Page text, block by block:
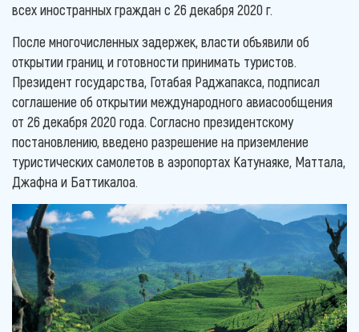
всех иностранных граждан с 26 декабря 2020 г.
После многочисленных задержек, власти объявили об
открытии границ и готовности принимать туристов.
Президент государства, Готабая Раджапакса, подписал
соглашение об открытии международного авиасообщения
от 26 декабря 2020 года. Согласно президентскому
постановлению, введено разрешение на приземление
туристических самолетов в аэропортах Катунаяке, Маттала,
Джафна и Баттикалоа.